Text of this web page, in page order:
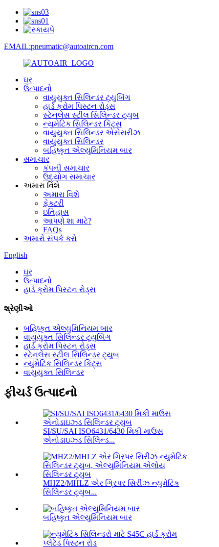
EMAIL:pneumatic@autoaircn.com
ઘર
ઉત્પાદનો
વાયુયુક્ત સિલિન્ડર ટ્યુબિંગ
હાર્ડ ક્રોમ પિસ્ટન રોડ્સ
સ્ટેનલેસ સ્ટીલ સિલિન્ડર ટ્યુબ
ન્યુમેટિક સિલિન્ડર કિટ્સ
વાયુયુક્ત સિલિન્ડર એસેસરીઝ
વાયુયુક્ત સિલિન્ડર
બહિષ્કૃત એલ્યુમિનિયમ બાર
સમાચાર
કંપની સમાચાર
ઉદ્યોગ સમાચાર
અમારા વિશે
અમારા વિશે
ફેક્ટરી
ઇતિહાસ
આપણે શા માટે?
FAQs
અમારો સંપર્ક કરો
English
ઘર
ઉત્પાદનો
હાર્ડ ક્રોમ પિસ્ટન રોડ્સ
શ્રેણીઓ
બહિષ્કૃત એલ્યુમિનિયમ બાર
વાયુયુક્ત સિલિન્ડર ટ્યુબિંગ
હાર્ડ ક્રોમ પિસ્ટન રોડ્સ
સ્ટેનલેસ સ્ટીલ સિલિન્ડર ટ્યુબ
ન્યુમેટિક સિલિન્ડર કિટ્સ
વાયુયુક્ત સિલિન્ડર
ફીચર્ડ ઉત્પાદનો
SI/SU/SAI ISO6431/6430 મિકી માઉસ
એનોડાઇઝ્ડ સિલિન્ડ...
MHZ2/MHLZ એર ગ્રિપર સિરીઝ ન્યુમેટિક
સિલિન્ડર ટ્યુબ...
બહિષ્કૃત એલ્યુમિનિયમ બાર